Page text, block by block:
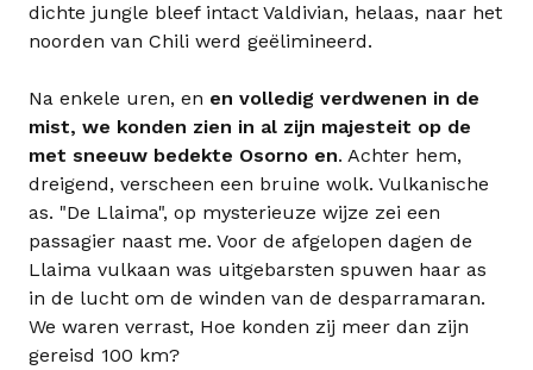
dichte jungle bleef intact Valdivian, helaas, naar het
noorden van Chili werd geëlimineerd.
Na enkele uren, en en volledig verdwenen in de
mist, we konden zien in al zijn majesteit op de
met sneeuw bedekte Osorno en. Achter hem,
dreigend, verscheen een bruine wolk. Vulkanische
as. "De Llaima", op mysterieuze wijze zei een
passagier naast me. Voor de afgelopen dagen de
Llaima vulkaan was uitgebarsten spuwen haar as
in de lucht om de winden van de desparramaran.
We waren verrast, Hoe konden zij meer dan zijn
gereisd 100 km?